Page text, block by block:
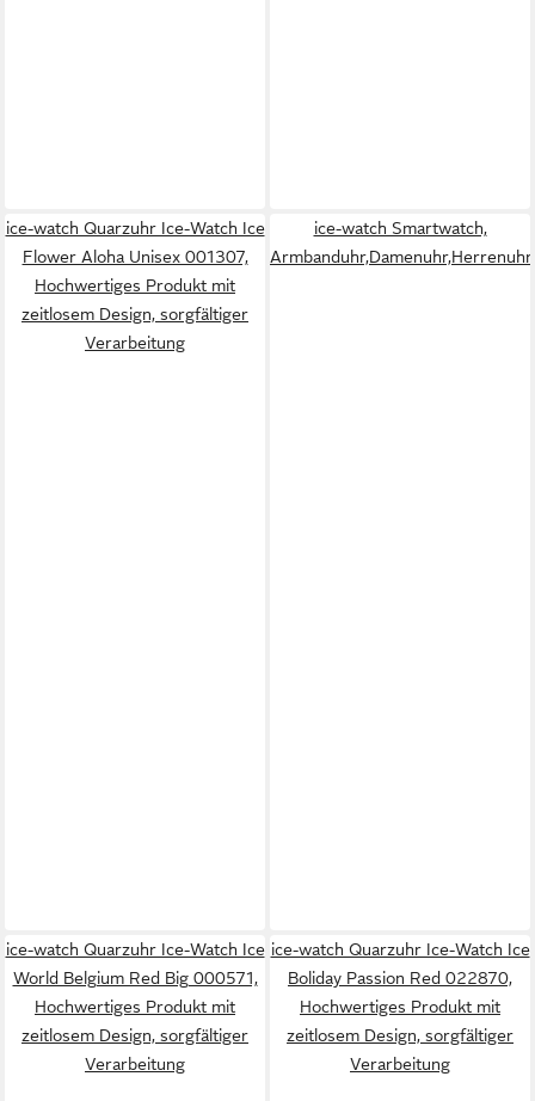
ice-watch Quarzuhr Ice-Watch Ice
Flower Aloha Unisex 001307,
Hochwertiges Produkt mit
zeitlosem Design, sorgfältiger
Verarbeitung
ice-watch Smartwatch,
ice-watch Quarzuhr Ice-Watch Ice
World Belgium Red Big 000571,
Hochwertiges Produkt mit
zeitlosem Design, sorgfältiger
Verarbeitung
ice-watch Quarzuhr Ice-Watch Ice
Boliday Passion Red 022870,
Hochwertiges Produkt mit
zeitlosem Design, sorgfältiger
Verarbeitung